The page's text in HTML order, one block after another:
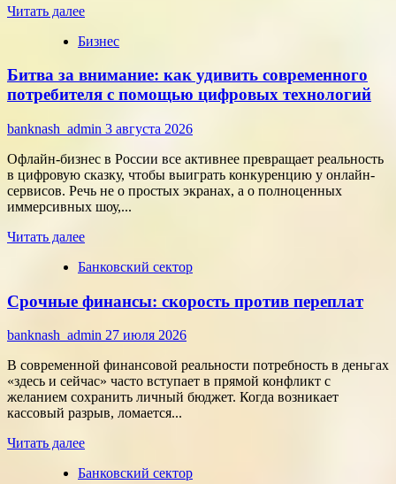
Читать далееПрочитать
о
сотрудников:
как
собрать
команду,
которая
работает
на
результат
Бизнес
Битва за внимание: как удивить современного
потребителя с помощью цифровых технологий
banknash_admin 3 августа 2026
Офлайн-бизнес в России все активнее превращает реальность
в цифровую сказку, чтобы выиграть конкуренцию у онлайн-
сервисов. Речь не о простых экранах, а о полноценных
иммерсивных шоу,...
Читать далееПрочитать
о
за
внимание:
как
современного
потребителя
с
помощью
технологий
Банковский сектор
Срочные финансы: скорость против переплат
banknash_admin 27 июля 2026
В современной финансовой реальности потребность в деньгах
«здесь и сейчас» часто вступает в прямой конфликт с
желанием сохранить личный бюджет. Когда возникает
кассовый разрыв, ломается...
Читать далееПрочитать
о
Банковский сектор